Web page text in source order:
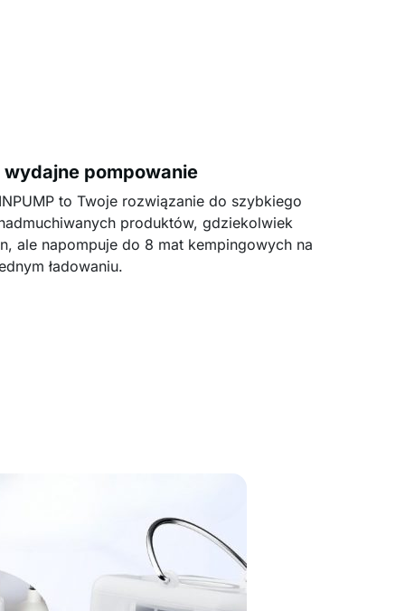
wydajne pompowanie
to Twoje rozwiązanie do szybkiego
produktów, gdziekolwiek
ale napompuje do 8 mat kempingowych na
ładowaniu.